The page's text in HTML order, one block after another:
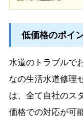
低価格のポイ
水道のトラブルで
なの生活水道修理
は、全て自社のス
価格での対応が可